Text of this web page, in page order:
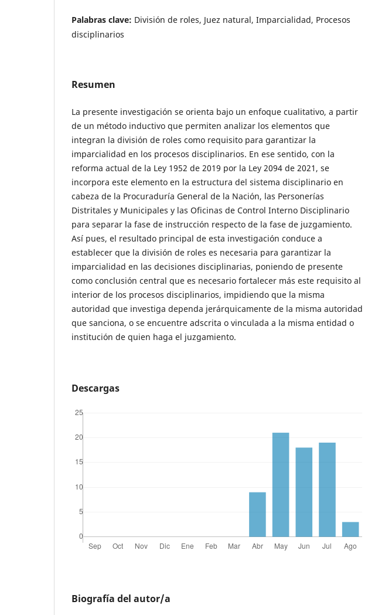
Palabras clave: División de roles, Juez natural, Imparcialidad, Procesos
disciplinarios
Resumen
La presente investigación se orienta bajo un enfoque cualitativo, a partir
de un método inductivo que permiten analizar los elementos que
integran la división de roles como requisito para garantizar la
imparcialidad en los procesos disciplinarios. En ese sentido, con la
reforma actual de la Ley 1952 de 2019 por la Ley 2094 de 2021, se
incorpora este elemento en la estructura del sistema disciplinario en
cabeza de la Procuraduría General de la Nación, las Personerías
Distritales y Municipales y las Oficinas de Control Interno Disciplinario
para separar la fase de instrucción respecto de la fase de juzgamiento.
Así pues, el resultado principal de esta investigación conduce a
establecer que la división de roles es necesaria para garantizar la
imparcialidad en las decisiones disciplinarias, poniendo de presente
como conclusión central que es necesario fortalecer más este requisito al
interior de los procesos disciplinarios, impidiendo que la misma
autoridad que investiga dependa jerárquicamente de la misma autoridad
que sanciona, o se encuentre adscrita o vinculada a la misma entidad o
institución de quien haga el juzgamiento.
Descargas
Biografía del autor/a